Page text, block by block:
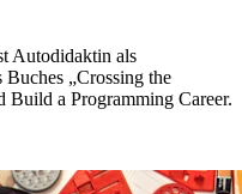
Autodidaktin als
„Crossing the
a Programming Career.